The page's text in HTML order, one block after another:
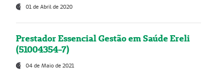
01 de Abril de 2020
Prestador Essencial Gestão em Saúde Ereli
(51004354-7)
04 de Maio de 2021